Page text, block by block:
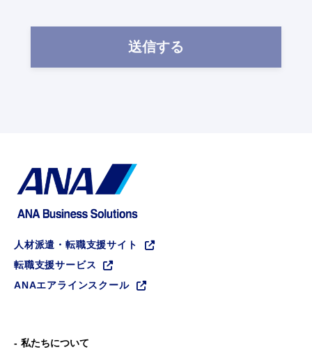
人材派遣・転職支援サイト
転職支援サービス
ANAエアラインスクール
私たちについて